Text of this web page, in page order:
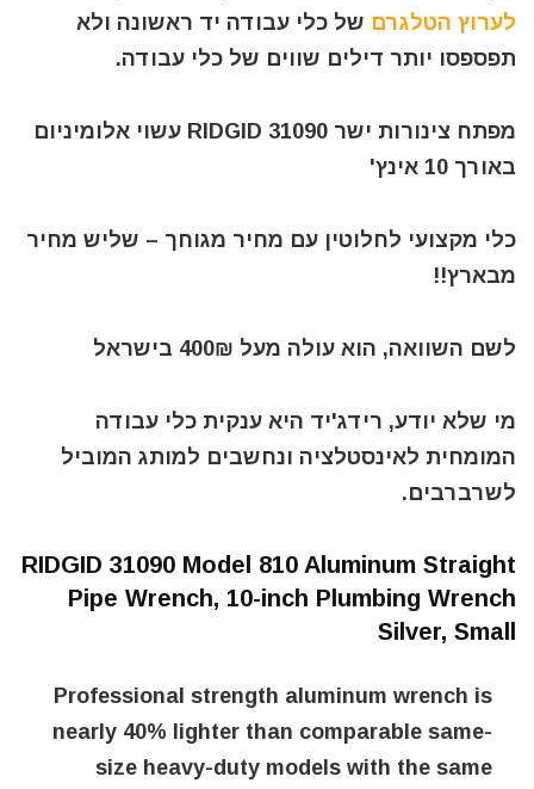
לערוץ הטלגרם של כלי עבודה יד ראשונה ולא
תפספסו יותר דילים שווים של כלי עבודה.
מפתח צינורות ישר RIDGID 31090 עשוי אלומיניום
באורך 10 אינץ'
כלי מקצועי לחלוטין עם מחיר מגוחך – שליש מחיר
מבארץ!!
לשם השוואה, הוא עולה מעל 400₪ בישראל
מי שלא יודע, רידג'יד היא ענקית כלי עבודה
המומחית לאינסטלציה ונחשבים למותג המוביל
לשרברבים.
RIDGID 31090 Model 810 Aluminum Straight
Pipe Wrench, 10-inch Plumbing Wrench
Silver, Small
Professional strength aluminum wrench is
nearly 40% lighter than comparable same-
size heavy-duty models with the same